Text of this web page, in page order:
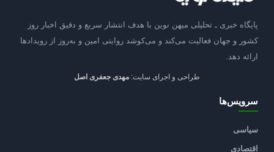
پایگاه خبری ـ تحلیلی میهن نوین با هدف انتشار سریع و دقیق اخبار روز
کشور و جهان فعالیت می‌کند و می‌کوشد روایتی امین و به‌روز از رویدادها
ارائه دهد.
طراحی و اجرای سایت: مهدی جعفری اصل
سرویس‌ها
سیاسی
اقتصادی